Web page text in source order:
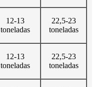
12-13
toneladas
22,5-23
toneladas
12-13
toneladas
22,5-23
toneladas